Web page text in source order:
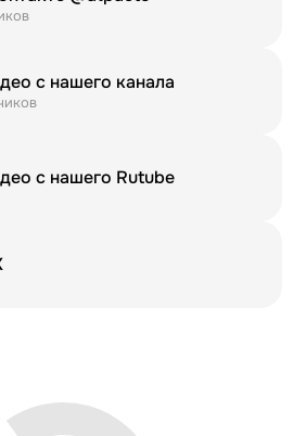
с нашего канала
с нашего Rutube